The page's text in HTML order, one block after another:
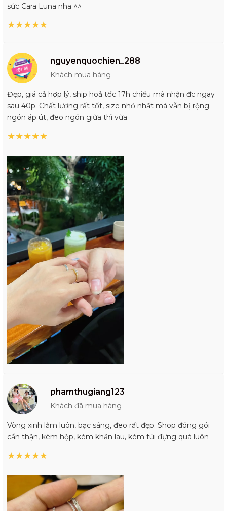
sức Cara Luna nha ^^
★★★★★
nguyenquochien_288
Khách mua hàng
Đẹp, giá cả hợp lý, ship hoả tốc 17h chiều mà nhận đc ngay
sau 40p. Chất lượng rất tốt, size nhỏ nhất mà vẫn bị rộng
ngón áp út, đeo ngón giữa thì vừa
★★★★★
phamthugiang123
Khách đã mua hàng
Vòng xinh lắm luôn, bạc sáng, đeo rất đẹp. Shop đóng gói
cẩn thận, kèm hộp, kèm khăn lau, kèm túi đựng quà luôn
★★★★★